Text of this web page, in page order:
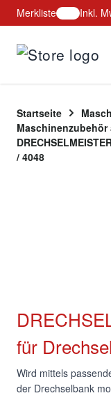
Merkliste
Inkl.
Startseite
Maschinenzubehör
4048
für
Wird mittels